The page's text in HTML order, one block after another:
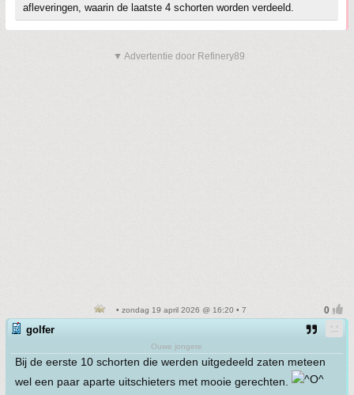
afleveringen, waarin de laatste 4 schorten worden verdeeld.
▼ Advertentie door Refinery89
• zondag 19 april 2026 @ 16:20 • 7
golfer
Ouwe jongere
Bij de eerste 10 schorten die werden uitgedeeld zaten meteen
wel een paar aparte uitschieters met mooie gerechten.